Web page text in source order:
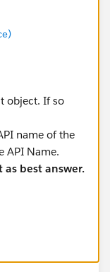
object. If so
name of the
API Name.
best answer.